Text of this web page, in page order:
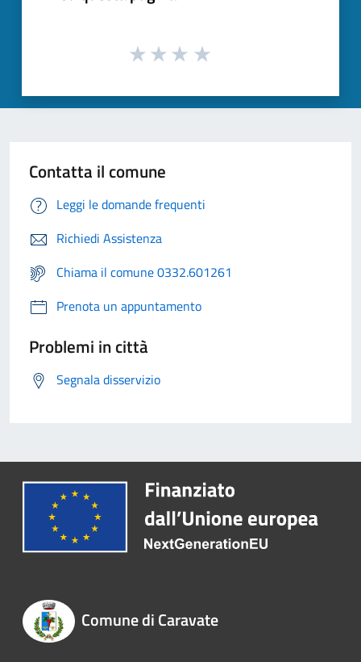
Contatta il comune
Leggi le domande frequenti
Richiedi Assistenza
Chiama il comune 0332.601261
Prenota un appuntamento
Problemi in città
Segnala disservizio
Comune di Caravate